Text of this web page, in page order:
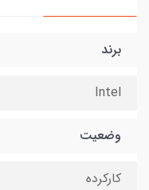
برند
Intel
وضعیت
کارکرده